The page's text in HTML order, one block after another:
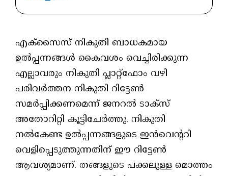
എക്‌സൈസ് നികുതി ബാധകമായ
ഉല്‍പ്പന്നങ്ങള്‍ കൈവശം വെച്ചിരിക്കുന്ന
എല്ലാവരും നികുതി പ്ലാറ്റ്ഫോം വഴി
പരിവര്‍ത്തന നികുതി റിട്ടേണ്‍
സമര്‍പ്പിക്കണമെന്ന് ജനറല്‍ ടാക്‌സ്
അതോറിറ്റി കൂട്ടിചേർത്തു. നികുതി
നല്‍കേണ്ട ഉല്‍പ്പന്നങ്ങളുടെ ഇന്‍വെന്ററി
വെളിപ്പെടുത്തുന്നതിന് ഈ റിട്ടേണ്‍
ആവശ്യമാണ്. തങ്ങളുടെ പക്കലുള്ള മൊത്തം